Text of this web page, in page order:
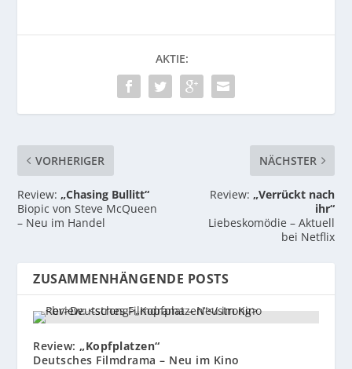
AKTIE:
VORHERIGER
Review:„Chasing Bullitt“
Biopic von Steve McQueen
– Neu im Handel
NÄCHSTER
Review: „Verrückt nach
ihr“
Liebeskomödie – Aktuell
bei Netflix
ZUSAMMENHÄNGENDE POSTS
Review:„Kopfplatzen“
Deutsches Filmdrama – Neu im Kino